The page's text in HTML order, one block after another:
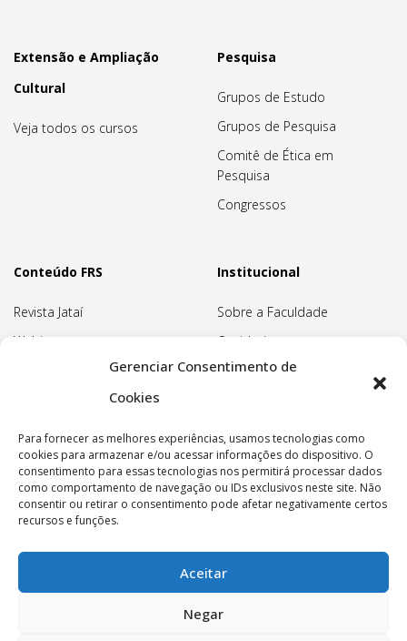
Gerenciar Consentimento de
Cookies
Para fornecer as melhores experiências, usamos tecnologias como
cookies para armazenar e/ou acessar informações do dispositivo. O
consentimento para essas tecnologias nos permitirá processar dados
como comportamento de navegação ou IDs exclusivos neste site. Não
consentir ou retirar o consentimento pode afetar negativamente certos
recursos e funções.
Aceitar
Negar
Extensão e Ampliação
Cultural
Veja todos os cursos
Pesquisa
Grupos de Estudo
Grupos de Pesquisa
Comitê de Ética em
Pesquisa
Congressos
Conteúdo FRS
Revista Jataí
Webinars
Institucional
Sobre a Faculdade
Ouvidoria
Pedagogia Waldorf
Nossa Sede
Política de privacidade